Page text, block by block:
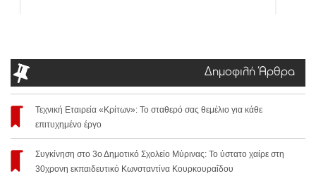
Δημοφιλή Άρθρα
Τεχνική Εταιρεία «Κρίτων»: Το σταθερό σας θεμέλιο για κάθε
επιτυχημένο έργο
Συγκίνηση στο 3ο Δημοτικό Σχολείο Μύρινας: Το ύστατο χαίρε στη
30χρονη εκπαιδευτικό Κωνσταντίνα Κουρκουραΐδου